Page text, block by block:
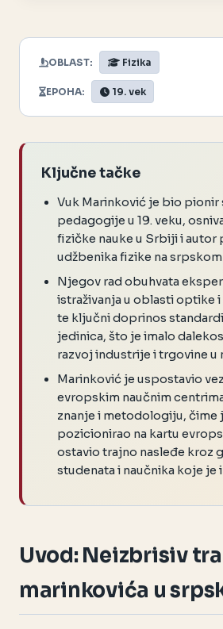
OBLAST: Fizika
EPOHA: 19. vek
Ključne tačke
Vuk Marinković je bio pionir
pedagogije u 19. veku,
fizičke nauke u Srbiji i
udžbenika fizike na
Njegov rad obuhvata
istraživanja u oblasti optike
te ključni doprinos
jedinica, što je imalo
razvoj industrije i trgovine u
Marinković je uspostavio
evropskim naučnim
znanje i metodologiju, čime
pozicionirao na kartu
ostavio trajno nasleđe kroz
studenata i naučnika koje je
Uvod: Neizbrisiv
marinkovića u